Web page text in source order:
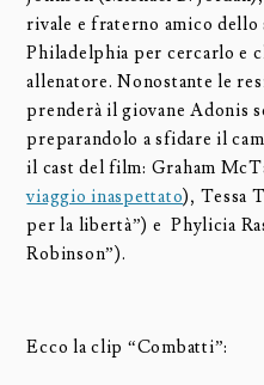
rivale e fraterno amico dello
Philadelphia per cercarlo e
allenatore. Nonostante le
prenderà il giovane Adonis
preparandolo a sfidare il
il cast del film: Graham
viaggio inaspettato), Tessa
per la libertà”) e Phylicia
Robinson”).
Ecco la clip “Combatti”: